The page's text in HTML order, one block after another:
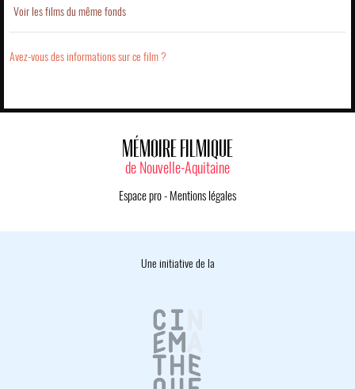
Voir les films du même fonds
Avez-vous des informations sur ce film ?
MÉMOIRE FILMIQUE
de Nouvelle-Aquitaine
Espace pro- Mentions légales
Une initiative de la